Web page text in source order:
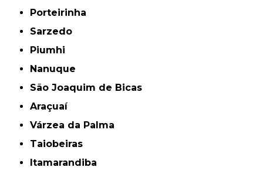
Porteirinha
Sarzedo
Piumhi
Nanuque
São Joaquim de Bicas
Araçuaí
Várzea da Palma
Taiobeiras
Itamarandiba